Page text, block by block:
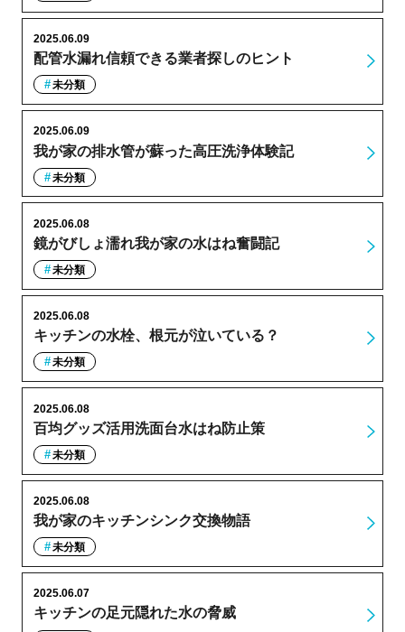
配管水漏れ信頼できる業者探しのヒント
2025.06.09
未分類
我が家の排水管が蘇った高圧洗浄体験記
2025.06.09
未分類
鏡がびしょ濡れ我が家の水はね奮闘記
2025.06.08
未分類
キッチンの水栓、根元が泣いている？
2025.06.08
未分類
百均グッズ活用洗面台水はね防止策
2025.06.08
未分類
我が家のキッチンシンク交換物語
2025.06.08
未分類
キッチンの足元隠れた水の脅威
2025.06.07